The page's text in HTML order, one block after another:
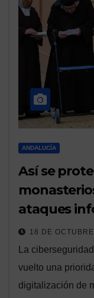
ANDALUCÍA
Así se
ataques
18 DE
La
vuelto una
digitalización de